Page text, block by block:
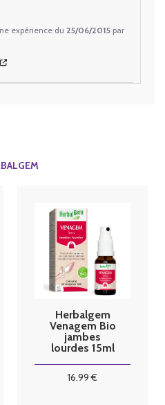
expérience du 25/06/2015 par
Herbalgem
Venagem Bio
jambes
lourdes 15ml
16.99 €